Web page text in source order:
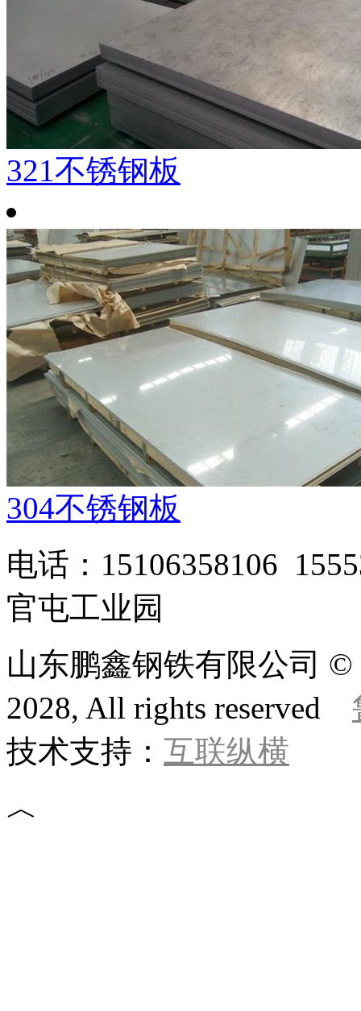
321不锈钢板
304不锈钢板
电话：15106358106
官屯工业园
山东鹏鑫钢铁有限公司
2028, All rights reserved
技术支持： 互联纵横
︿